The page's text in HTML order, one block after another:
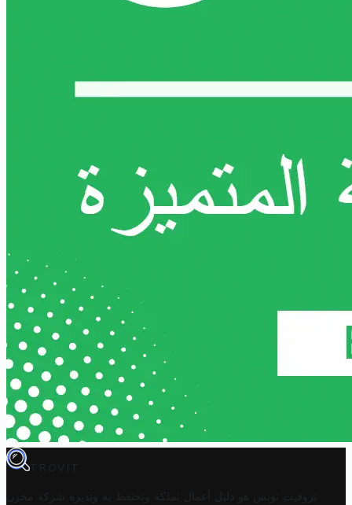
TROVIT
تروفيت تونس هو دليل أعمال تملكه وتحتفظ به وتديره
شركة مخزن